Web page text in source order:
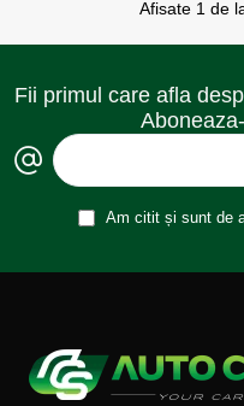
Afisate 1 de
Fii primul care afla
Am citit și sunt de